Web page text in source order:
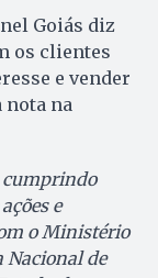
Goiás diz
os clientes
e vender
nota na
cumprindo
e
o Ministério
Nacional de